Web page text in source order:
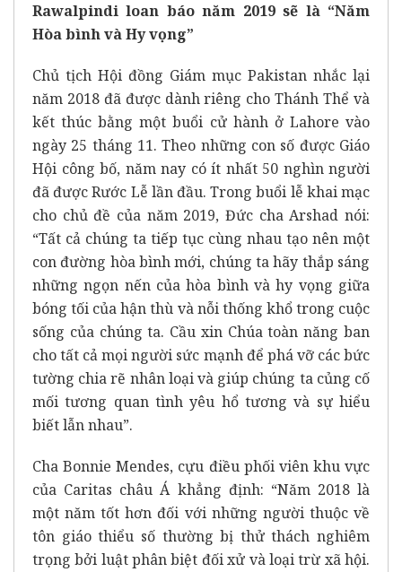
Rawalpindi loan báo năm 2019 sẽ là “Năm
Hòa bình và Hy vọng”
Chủ tịch Hội đồng Giám mục Pakistan nhắc lại
năm 2018 đã được dành riêng cho Thánh Thể và
kết thúc bằng một buổi cử hành ở Lahore vào
ngày 25 tháng 11. Theo những con số được Giáo
Hội công bố, năm nay có ít nhất 50 nghìn người
đã được Rước Lễ lần đầu. Trong buổi lễ khai mạc
cho chủ đề của năm 2019, Đức cha Arshad nói:
“Tất cả chúng ta tiếp tục cùng nhau tạo nên một
con đường hòa bình mới, chúng ta hãy thắp sáng
những ngọn nến của hòa bình và hy vọng giữa
bóng tối của hận thù và nỗi thống khổ trong cuộc
sống của chúng ta. Cầu xin Chúa toàn năng ban
cho tất cả mọi người sức mạnh để phá vỡ các bức
tường chia rẽ nhân loại và giúp chúng ta củng cố
mối tương quan tình yêu hổ tương và sự hiểu
biết lẫn nhau”.
Cha Bonnie Mendes, cựu điều phối viên khu vực
của Caritas châu Á khẳng định: “Năm 2018 là
một năm tốt hơn đối với những người thuộc về
tôn giáo thiểu số thường bị thử thách nghiêm
trọng bởi luật phân biệt đối xử và loại trừ xã hội.